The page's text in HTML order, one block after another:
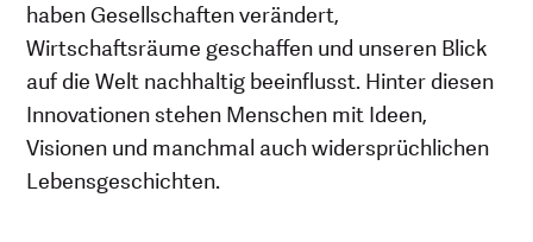
haben Gesellschaften verändert,
Wirtschaftsräume geschaffen und unseren Blick
auf die Welt nachhaltig beeinflusst. Hinter diesen
Innovationen stehen Menschen mit Ideen,
Visionen und manchmal auch widersprüchlichen
Lebensgeschichten.